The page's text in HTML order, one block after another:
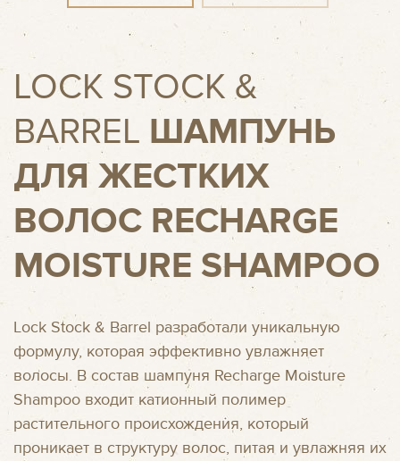
LOCK STOCK &
BARREL ШАМПУНЬ
ДЛЯ ЖЕСТКИХ
ВОЛОС RECHARGE
MOISTURE SHAMPOO
Lock Stock & Barrel разработали уникальную
формулу, которая эффективно увлажняет
волосы. В состав шампуня Recharge Moisture
Shampoo входит катионный полимер
растительного происхождения, который
проникает в структуру волос, питая и увлажняя их